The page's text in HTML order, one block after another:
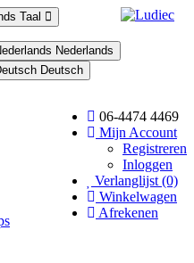
Taal
Nederlands
Deutsch
06-4474 4469
Mijn Account
Registreren
Inloggen
Verlanglijst (0)
Winkelwagen
Afrekenen